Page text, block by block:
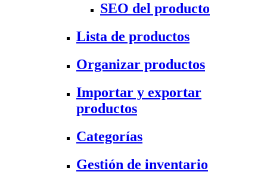
SEO del producto
Lista de productos
Organizar productos
Importar y exportar
productos
Categorías
Gestión de inventario